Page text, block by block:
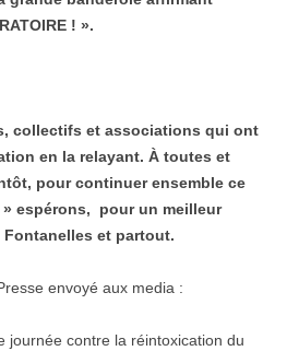
! ».
collectifs et associations qui ont
en la relayant. À toutes et
pour continuer ensemble ce
espérons, pour un meilleur
et partout.
envoyé aux media :
journée contre la réintoxication du